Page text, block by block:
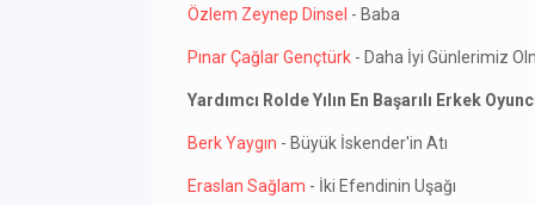
Özlem Zeynep Dinsel - Baba
Pınar Çağlar Gençtürk - Daha İyi Günlerimiz
Yardımcı Rolde Yılın En Başarılı Erkek
Berk Yaygın - Büyük İskender'in Atı
Eraslan Sağlam - İki Efendinin Uşağı